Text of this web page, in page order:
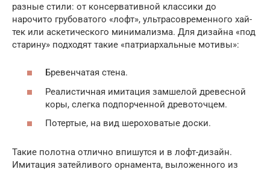
разные стили: от консервативной классики до
нарочито грубоватого «лофт», ультрасовременного хай-
тек или аскетического минимализма. Для дизайна «под
старину» подходят такие «патриархальные мотивы»:
Бревенчатая стена.
Реалистичная имитация замшелой древесной
коры, слегка подпорченной древоточцем.
Потертые, на вид шероховатые доски.
Такие полотна отлично впишутся и в лофт-дизайн.
Имитация затейливого орнамента, выложенного из